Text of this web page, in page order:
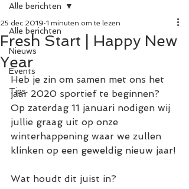
Alle berichten
Nieuws
Events
Tips
Alle berichten
Fresh Start | Happy New
Year
25 dec 2019 1 minuten om te lezen
Heb je zin om samen met ons het
jaar 2020 sportief te beginnen?
Op zaterdag 11 januari nodigen wij
jullie graag uit op onze
winterhappening waar we zullen
klinken op een geweldig nieuw jaar!
Wat houdt dit juist in?